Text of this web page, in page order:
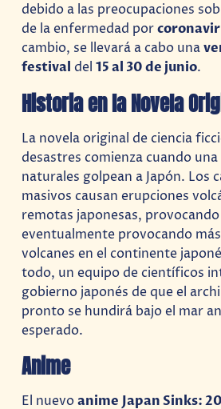
debido a las preocupaciones
de la enfermedad por
cambio, se llevará a cabo una
festival del15 al 30 de junio.
Historia en la Novela
La novela original de ciencia
desastres comienza cuando
naturales golpean a Japón. Los
masivos causan erupciones
remotas japonesas,
eventualmente provocando
volcanes en el continente
todo, un equipo de científicos
gobierno japonés de que el
pronto se hundirá bajo el mar
esperado.
Anime
El nuevoanime Japan Sinks: